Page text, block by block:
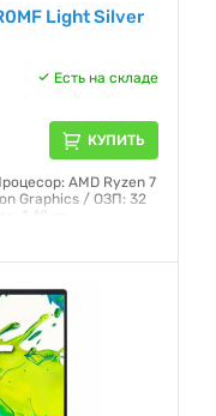
Light Silver
Есть на складе
КУПИТЬ
AMD Ryzen 7
Graphics / ОЗП: 32
1,49 кг